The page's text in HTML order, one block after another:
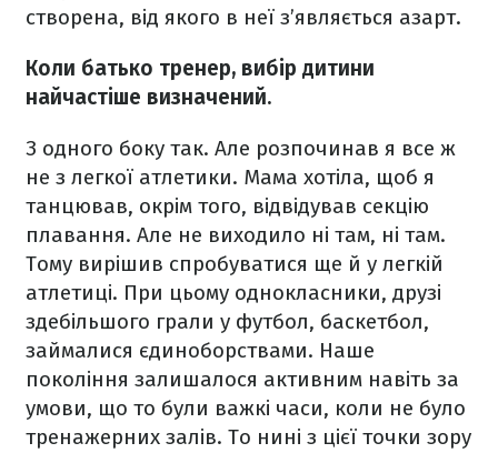
створена, від якого в неї з’являється азарт.
Коли батько тренер, вибір дитини
найчастіше визначений.
З одного боку так. Але розпочинав я все ж
не з легкої атлетики. Мама хотіла, щоб я
танцював, окрім того, відвідував секцію
плавання. Але не виходило ні там, ні там.
Тому вирішив спробуватися ще й у легкій
атлетиці. При цьому однокласники, друзі
здебільшого грали у футбол, баскетбол,
займалися єдиноборствами. Наше
покоління залишалося активним навіть за
умови, що то були важкі часи, коли не було
тренажерних залів. То нині з цієї точки зору